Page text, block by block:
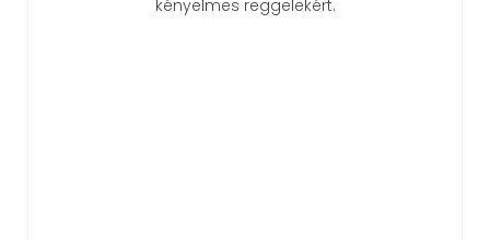
kényelmes reggelekért.